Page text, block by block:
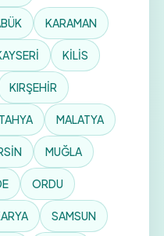
KARAMAN
KİLİS
KIRŞEHİR
MALATYA
MUĞLA
ORDU
SAMSUN